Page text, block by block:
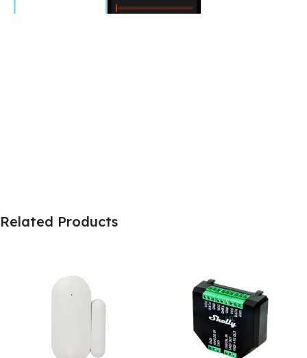
Related Products